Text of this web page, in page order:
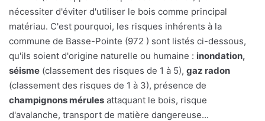
nécessiter d'éviter d'utiliser le bois comme principal
matériau. C'est pourquoi, les risques inhérents à la
commune de Basse-Pointe (972 ) sont listés ci-dessous,
qu'ils soient d'origine naturelle ou humaine : inondation,
séisme (classement des risques de 1 à 5), gaz radon
(classement des risques de 1 à 3), présence de
champignons mérules attaquant le bois, risque
d'avalanche, transport de matière dangereuse...